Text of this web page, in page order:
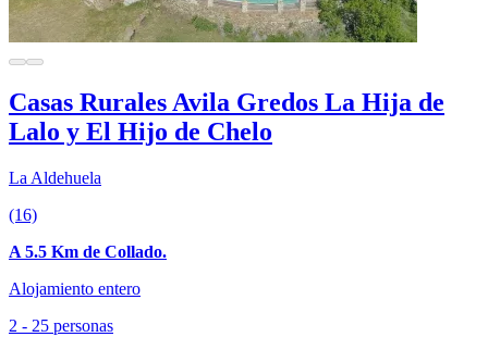
Casas Rurales Avila Gredos La Hija de
Lalo y El Hijo de Chelo
La Aldehuela
(16)
A 5.5 Km de Collado.
Alojamiento entero
2 - 25 personas